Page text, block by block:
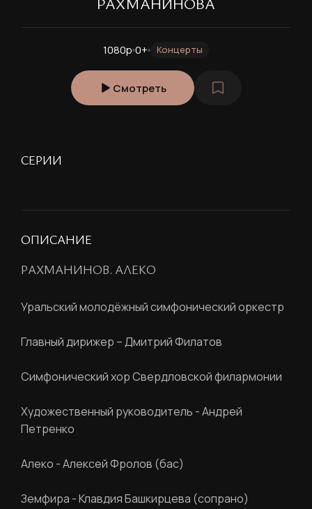
1080p 0+ Концерты
Смотреть
СЕРИИ
ОПИСАНИЕ
РАХМАНИНОВ. АЛЕКО
Уральский молодёжный симфонический оркестр
Главный дирижер – Дмитрий Филатов
Симфонический хор Свердловской филармонии
Художественный руководитель - Андрей
Петренко
Алеко - Алексей Фролов (бас)
Земфира - Клавдия Башкирцева (сопрано)